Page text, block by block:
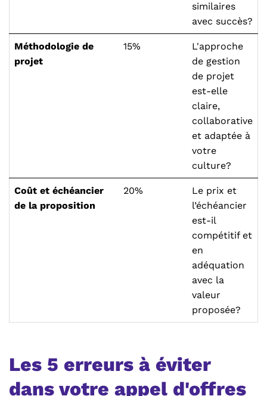
similaires
avec succès?
Méthodologie de
projet
15%
L'approche
de gestion
de projet
est-elle
claire,
collaborative
et adaptée à
votre
culture?
Coût et échéancier
de la proposition
20%
Le prix et
l’échéancier
est-il
compétitif et
en
adéquation
avec la
valeur
proposée?
Les 5 erreurs à éviter
dans votre appel d'offres